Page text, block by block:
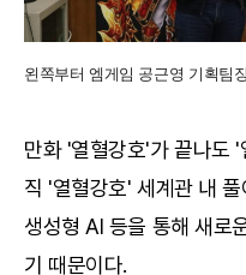
왼쪽부터 엠게임 공근영 기획팀
만화 '열혈강호'가 끝나도
직 '열혈강호' 세계관 내
생성형 AI 등을 통해 새로
기 때문이다.